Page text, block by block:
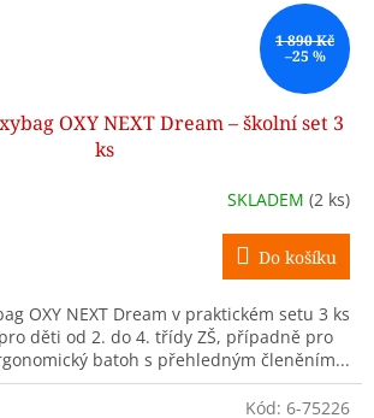
1 890 Kč
–25 %
OXY NEXT Dream – školní set 3
ks
SKLADEM (2 ks)
Do košíku
OXY NEXT Dream v praktickém setu 3 ks
děti od 2. do 4. třídy ZŠ, případně pro
batoh s přehledným členěním...
Kód: 6-75226